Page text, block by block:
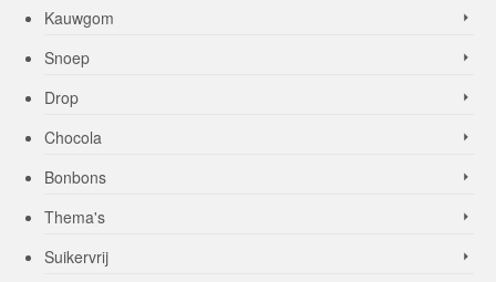
Kauwgom
Snoep
Drop
Chocola
Bonbons
Thema's
Suikervrij